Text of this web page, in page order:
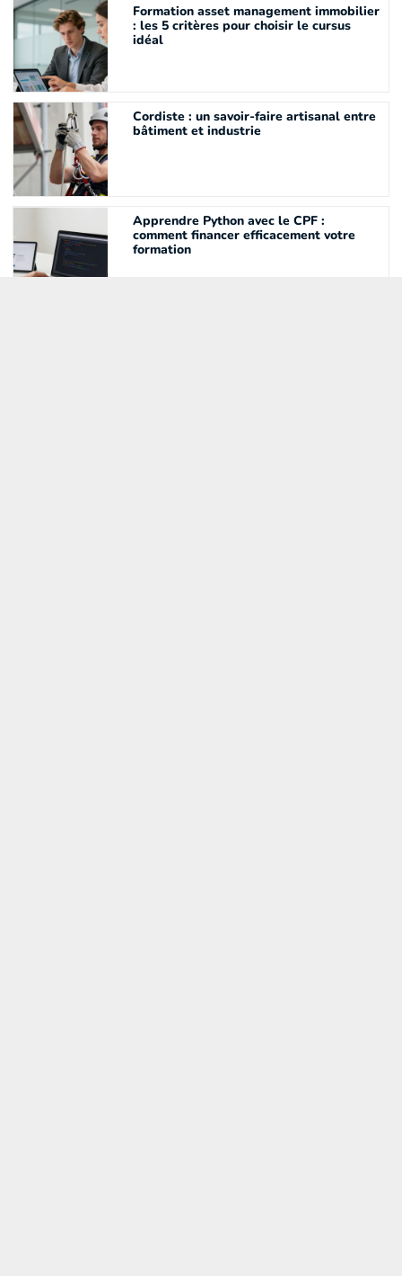
Formation asset management immobilier
: les 5 critères pour choisir le cursus
idéal
Cordiste : un savoir-faire artisanal entre
bâtiment et industrie
Apprendre Python avec le CPF :
comment financer efficacement votre
formation